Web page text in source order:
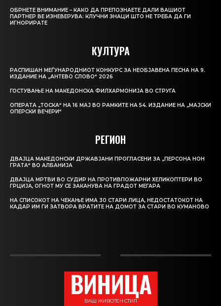
ОБРНЕТЕ ВНИМАНИЕ – КАКО ДА ПРЕПОЗНАЕТЕ ДАЛИ ВАШИОТ
ПАРТНЕР ВЕ ИЗНЕВЕРУВА: КЛУЧНИ ЗНАЦИ ШТО НЕ ТРЕБА ДА ГИ
ИГНОРИРАТЕ
КУЛТУРА
РАСПИШАН МЕЃУНАРОДНИОТ КОНКУРС ЗА НЕОБЈАВЕНА ПЕСНА НА 9.
ИЗДАНИЕ НА „АНТЕВО СЛОВО“ 2026
ГОСТУВАЊЕ НА МАКЕДОНСКА ФИЛХАРМОНИЈА ВО СТРУГА
ОПЕРАТА „ТОСКА“ НА 16 МАЈ ВО РАМКИТЕ НА 54. ИЗДАНИЕ НА „МАЈСКИ
ОПЕРСКИ ВЕЧЕРИ“
РЕГИОН
ДВАЈЦА МАКЕДОНСКИ ДРЖАВЈАНИ ПРОГЛАСЕНИ ЗА „ПЕРСОНА НОН
ГРАТА“ ВО АЛБАНИЈА
ДВАЈЦА МРТВИ ВО СУДИР НА ПРОТИВПОЖАРНИ ХЕЛИКОПТЕРИ ВО
ГРЦИЈА, ОГНОТ МУ СЕ ЗАКАНУВА НА ГРАДОТ МЕГАРА
НА СПИСОКОТ НА ЧЕКАЊЕ ИМА 30 СТАРИ ЛИЦА, НЕДОСТАТОКОТ НА
КАДАР ИМ ГИ ЗАТВОРА ВРАТИТЕ НА ДОМОТ ЗА СТАРИ ВО КУМАНОВО
ВИНИЦА
ВАШ ЖИВОТЕН СТИЛ